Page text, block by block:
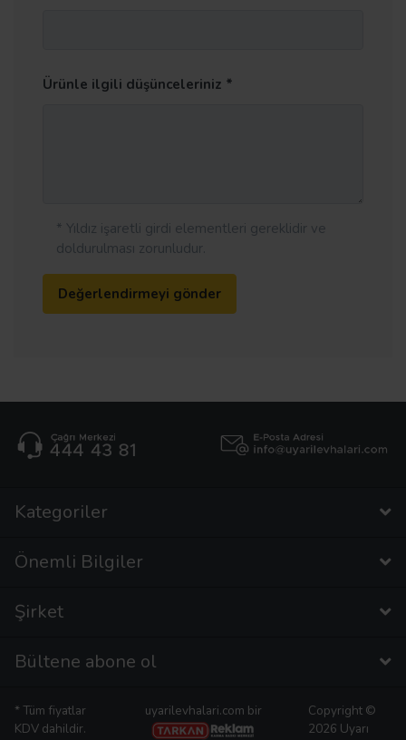
Ürünle ilgili düşünceleriniz
* Yıldız işaretli girdi elementleri gereklidir ve
doldurulması zorunludur.
Değerlendirmeyi gönder
Kategoriler
Önemli Bilgiler
Şirket
Bültene abone ol
* Tüm fiyatlar
KDV dahildir.
uyarilevhalari.com bir
Copyright ©
2026 Uyarı